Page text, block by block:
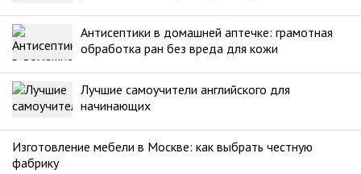
Антисептики в домашней аптечке: грамотная
обработка ран без вреда для кожи
Лучшие самоучители английского для
начинающих
Изготовление мебели в Москве: как выбрать честную
фабрику